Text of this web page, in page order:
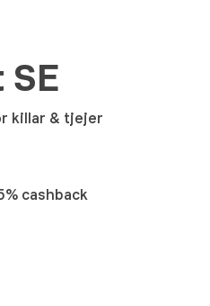
killar & tjejer
cashback